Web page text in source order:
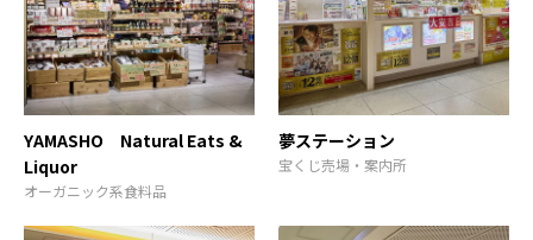
YAMASHO Natural Eats &
Liquor
オーガニック系食料品
夢ステーション
宝くじ売場・案内所